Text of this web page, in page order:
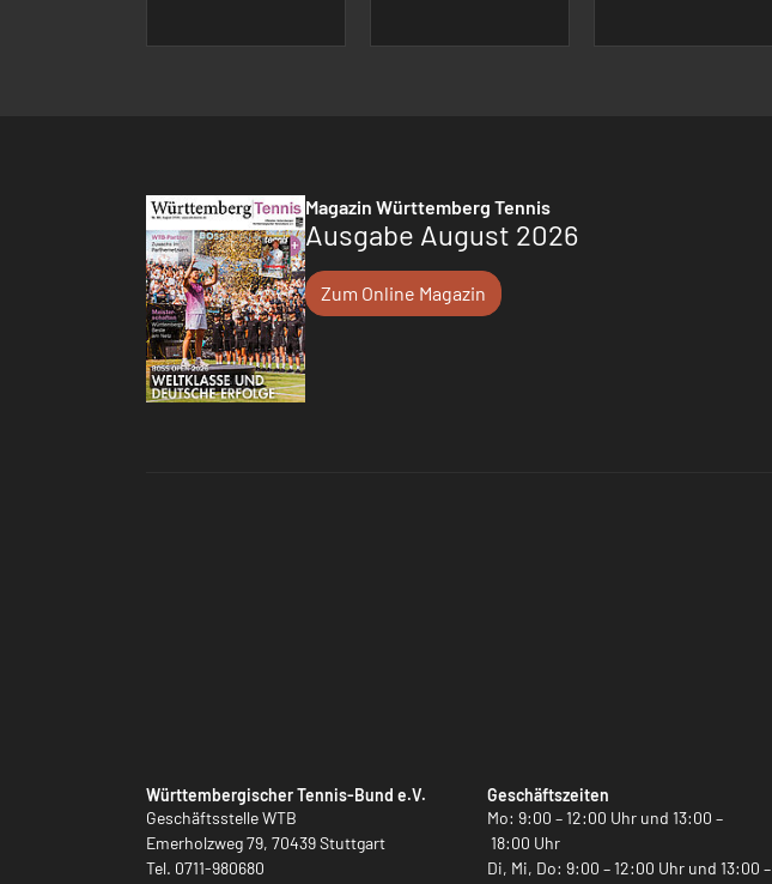
Magazin Württemberg Tennis
Ausgabe August 2026
Zum Online Magazin
Württembergischer Tennis-Bund e.V.
Geschäftsstelle WTB
Emerholzweg 79, 70439 Stuttgart
Tel. 0711-980680
Geschäftszeiten
Mo: 9:00 – 12:00 Uhr und 13:00 –
18:00 Uhr
Di, Mi, Do: 9:00 – 12:00 Uhr und 13:00 –